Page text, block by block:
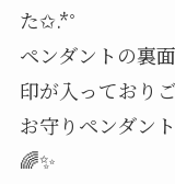
た✩.*˚
ペンダントの裏
印が入っており
お守りペンダン
🌈✨